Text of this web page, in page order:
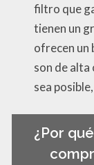
filtro que
tienen un
ofrecen un
son de alta
sea
¿Por